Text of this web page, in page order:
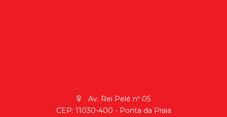
Av. Rei Pelé nº 05
CEP: 11030-400 - Ponta da Praia